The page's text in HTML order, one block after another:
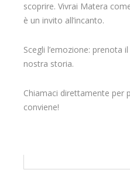
scoprire. Vivrai Matera
è un invito all’incanto.
Scegli l’emozione: prenota
nostra storia.
Chiamaci direttamente per
conviene!